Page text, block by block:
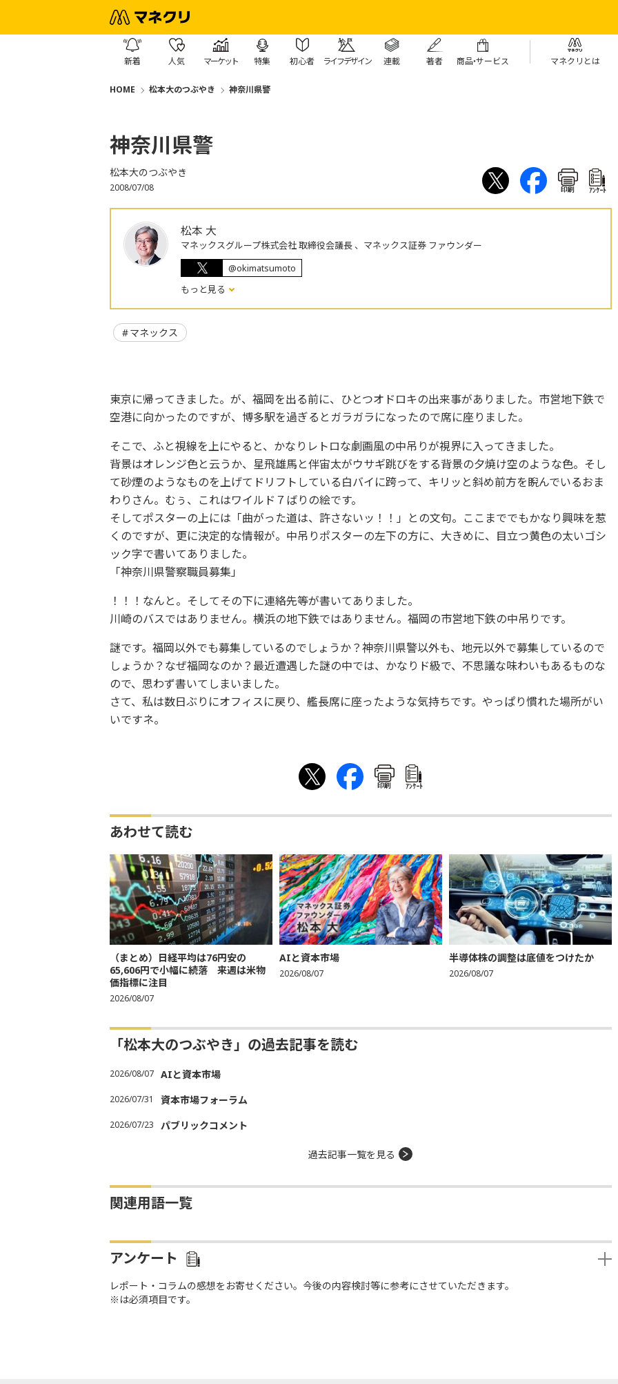
新着 人気 マーケット 特集 初心者 ライフデザイン 連載 著者 商品・サービス マネクリとは
HOME 松本大のつぶやき 神奈川県警
神奈川県警
松本大のつぶやき
2008/07/08 印刷 ｱﾝｹｰﾄ
松本 大
マネックスグループ株式会社 取締役会議長 、マネックス証券 ファウンダー
@okimatsumoto
もっと見る
マネックス
東京に帰ってきました。が、福岡を出る前に、ひとつオドロキの出来事がありました。市営地下鉄で
空港に向かったのですが、博多駅を過ぎるとガラガラになったので席に座りました。
そこで、ふと視線を上にやると、かなりレトロな劇画風の中吊りが視界に入ってきました。
背景はオレンジ色と云うか、星飛雄馬と伴宙太がウサギ跳びをする背景の夕焼け空のような色。そし
て砂煙のようなものを上げてドリフトしている白バイに跨って、キリッと斜め前方を睨んでいるおま
わりさん。むぅ、これはワイルド７ばりの絵です。
そしてポスターの上には「曲がった道は、許さないッ！！」との文句。ここまででもかなり興味を惹
くのですが、更に決定的な情報が。中吊りポスターの左下の方に、大きめに、目立つ黄色の太いゴシ
ック字で書いてありました。
「神奈川県警察職員募集」
！！！なんと。そしてその下に連絡先等が書いてありました。
川崎のバスではありません。横浜の地下鉄ではありません。福岡の市営地下鉄の中吊りです。
謎です。福岡以外でも募集しているのでしょうか？神奈川県警以外も、地元以外で募集しているので
しょうか？なぜ福岡なのか？最近遭遇した謎の中では、かなりド級で、不思議な味わいもあるものな
ので、思わず書いてしまいました。
さて、私は数日ぶりにオフィスに戻り、艦長席に座ったような気持ちです。やっぱり慣れた場所がい
いですネ。
印刷 ｱﾝｹｰﾄ
あわせて読む
（まとめ）日経平均は76円安の
65,606円で小幅に続落 来週は米物
価指標に注目
2026/08/07
AIと資本市場
2026/08/07
半導体株の調整は底値をつけたか
2026/08/07
「松本大のつぶやき」の過去記事を読む
2026/08/07 AIと資本市場
2026/07/31 資本市場フォーラム
2026/07/23 パブリックコメント
過去記事一覧を見る
関連用語一覧
アンケート
レポート・コラムの感想をお寄せください。今後の内容検討等に参考にさせていただきます。
※は必須項目です。